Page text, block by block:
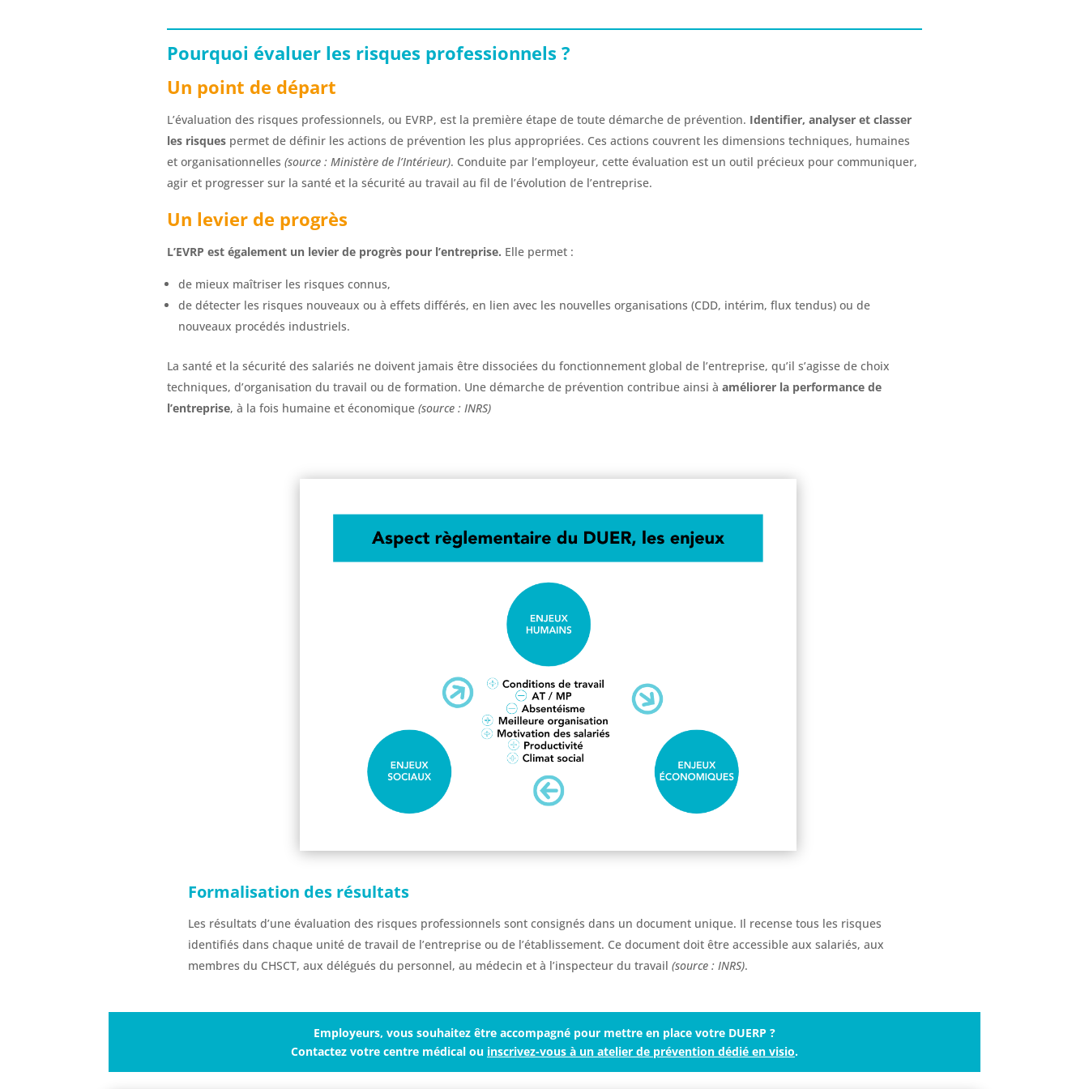
Pourquoi évaluer les risques professionnels ?
Un point de départ
L’évaluation des risques professionnels, ou EVRP, est la première étape de toute démarche de prévention. Identifier, analyser et classer
les risquespermet de définir les actions de prévention les plus appropriées. Ces actions couvrent les dimensions techniques, humaines
et organisationnelles (source : Ministère de l’Intérieur). Conduite par l’employeur, cette évaluation est un outil précieux pour communiquer,
agir et progresser sur la santé et la sécurité au travail au fil de l’évolution de l’entreprise.
Un levier de progrès
L’EVRP est également un levier de progrès pour l’entreprise. Elle permet :
de mieux maîtriser les risques connus,
de détecter les risques nouveaux ou à effets différés, en lien avec les nouvelles organisations (CDD, intérim, flux tendus) ou de
nouveaux procédés industriels.
La santé et la sécurité des salariés ne doivent jamais être dissociées du fonctionnement global de l’entreprise, qu’il s’agisse de choix
techniques, d’organisation du travail ou de formation. Une démarche de prévention contribue ainsi à améliorer la performance de
l’entreprise, à la fois humaine et économique (source : INRS)
Formalisation des résultats
Les résultats d’une évaluation des risques professionnels sont consignés dans un document unique. Il recense tous les risques
identifiés dans chaque unité de travail de l’entreprise ou de l’établissement. Ce document doit être accessible aux salariés, aux
membres du CHSCT, aux délégués du personnel, au médecin et à l’inspecteur du travail(source : INRS).
Employeurs, vous souhaitez être accompagné pour mettre en place votre DUERP ?
Contactez votre centre médical ou inscrivez-vous à un atelier de prévention dédié en visio.